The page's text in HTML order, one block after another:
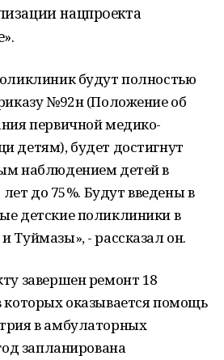
нацпроекта
будут полностью
№92н (Положение об
первичной медико-
детям), будет достигнут
наблюдением детей в
лет до 75%. Будут введены в
детские поликлиники в
Туймазы», - рассказал он.
завершен ремонт 18
которых оказывается помощь
в амбулаторных
запланирована